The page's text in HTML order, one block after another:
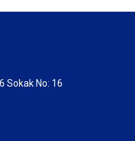
Sokak No: 16